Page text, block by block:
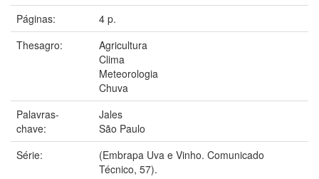
Páginas:
4 p.
Thesagro:
Agricultura
Clima
Meteorologia
Chuva
Palavras-
chave:
Jales
São Paulo
Série:
(Embrapa Uva e Vinho. Comunicado
Técnico, 57).